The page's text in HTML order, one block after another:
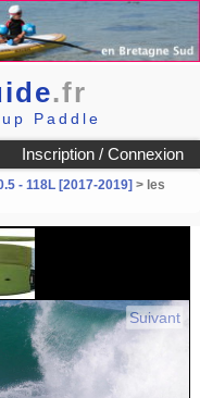
.fr
Paddle
Inscription / Connexion
- 118L [2017-2019] > les
Suivant